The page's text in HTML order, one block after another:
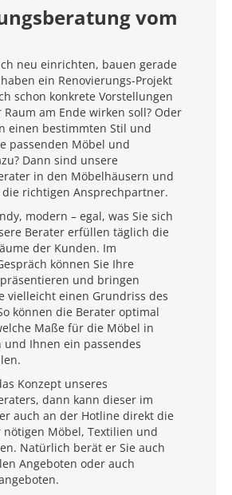
vom
neu einrichten, bauen gerade
ein Renovierungs-Projekt
schon konkrete Vorstellungen
am Ende wirken soll? Oder
einen bestimmten Stil und
passenden Möbel und
Dann sind unsere
in den Möbelhäusern und
richtigen Ansprechpartner.
modern – egal, was Sie sich
Berater erfüllen täglich die
der Kunden. Im
können Sie Ihre
und bringen
vielleicht einen Grundriss des
können die Berater optimal
Maße für die Möbel in
und Ihnen ein passendes
Konzept unseres
dann kann dieser im
auch an der Hotline direkt die
nötigen Möbel, Textilien und
Natürlich berät er Sie auch
Angeboten oder auch